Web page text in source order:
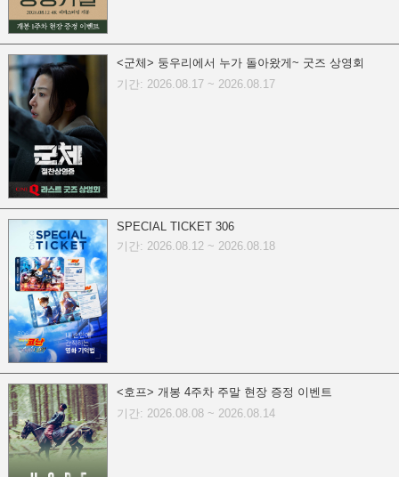
<군체> 둥우리에서 누가 돌아왔게~ 굿즈 상영회
기간: 2026.08.17 ~ 2026.08.17
SPECIAL TICKET 306
기간: 2026.08.12 ~ 2026.08.18
<호프> 개봉 4주차 주말 현장 증정 이벤트
기간: 2026.08.08 ~ 2026.08.14